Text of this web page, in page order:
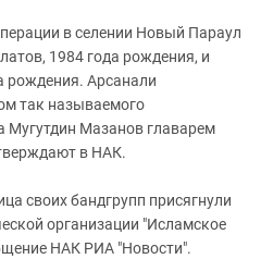
в селении Новый Параул
1984 года рождения, и
рождения. Арсанали
так называемого
Мугутдин Мазанов главарем
в НАК.
своих бандгрупп присягнули
организации "Исламское
НАК РИА "Новости".